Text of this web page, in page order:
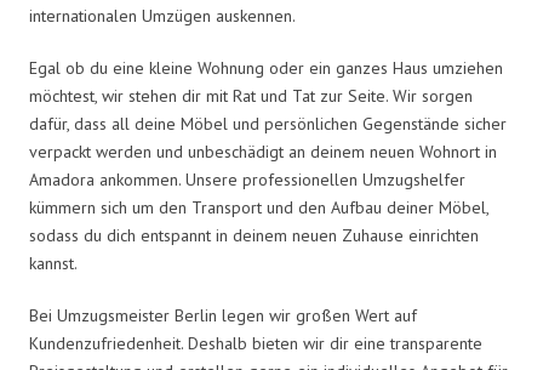
internationalen Umzügen auskennen.
Egal ob du eine kleine Wohnung oder ein ganzes Haus umziehen
möchtest, wir stehen dir mit Rat und Tat zur Seite. Wir sorgen
dafür, dass all deine Möbel und persönlichen Gegenstände sicher
verpackt werden und unbeschädigt an deinem neuen Wohnort in
Amadora ankommen. Unsere professionellen Umzugshelfer
kümmern sich um den Transport und den Aufbau deiner Möbel,
sodass du dich entspannt in deinem neuen Zuhause einrichten
kannst.
Bei Umzugsmeister Berlin legen wir großen Wert auf
Kundenzufriedenheit. Deshalb bieten wir dir eine transparente